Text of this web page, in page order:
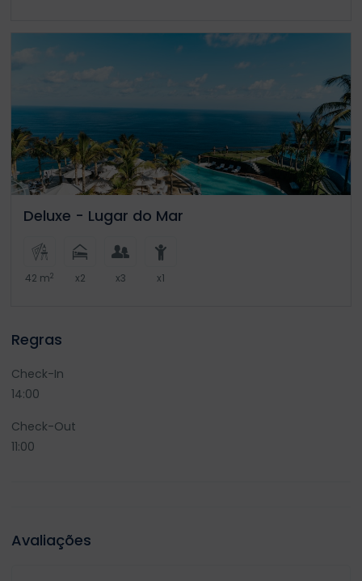
Deluxe - Lugar do Mar
42 m2 x2 x3 x1
Regras
Check-In
14:00
Check-Out
11:00
Avaliações